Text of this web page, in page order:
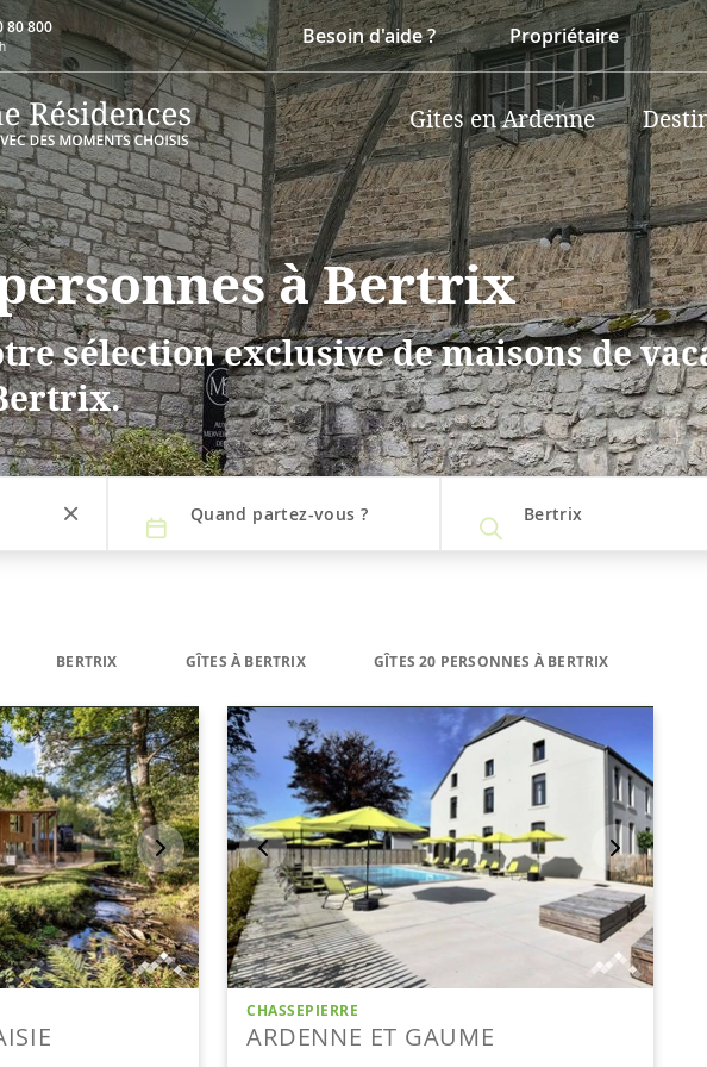
80 800 Besoin d'aide ? Propriétaire
Gites en Ardenne
à Bertrix
sélection exclusive de maisons de
Quand partez-vous ? Bertrix
BERTRIX GÎTES À BERTRIX GÎTES 20 PERSONNES À BERTRIX